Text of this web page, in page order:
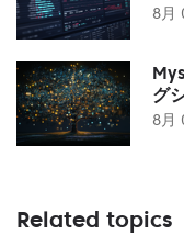
8月
グ
8月
Related topics